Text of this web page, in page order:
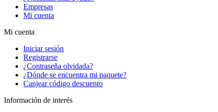
Empresas
Mi cuenta
Mi cuenta
Iniciar sesión
Registrarse
¿Contraseña olvidada?
¿Dónde se encuentra mi paquete?
Canjear código descuento
Información de interés